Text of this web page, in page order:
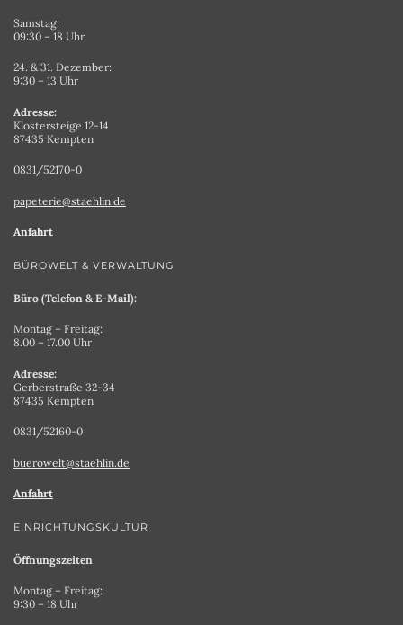
Samstag:
09:30 – 18 Uhr
24. & 31. Dezember:
9:30 – 13 Uhr
Adresse:
Klostersteige 12-14
87435 Kempten
0831/52170-0
papeterie@staehlin.de
Anfahrt
BÜROWELT & VERWALTUNG
Büro (Telefon & E-Mail):
Montag – Freitag:
8.00 – 17.00 Uhr
Adresse:
Gerberstraße 32-34
87435 Kempten
0831/52160-0
buerowelt@staehlin.de
Anfahrt
EINRICHTUNGSKULTUR
Öffnungszeiten
Montag – Freitag:
9:30 – 18 Uhr